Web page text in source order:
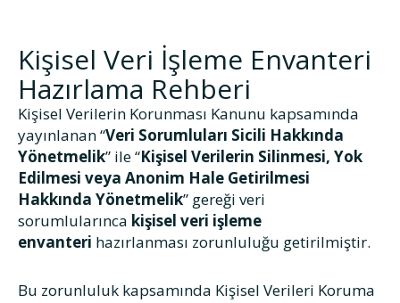
Kişisel Veri İşleme Envanteri
Hazırlama Rehberi
Kişisel Verilerin Korunması Kanunu kapsamında
yayınlanan “Veri Sorumluları Sicili Hakkında
Yönetmelik” ile “Kişisel Verilerin Silinmesi, Yok
Edilmesi veya Anonim Hale Getirilmesi
Hakkında Yönetmelik” gereği veri
sorumlularınca kişisel veri işleme
envanteri hazırlanması zorunluluğu getirilmiştir.
Bu zorunluluk kapsamında Kişisel Verileri Koruma